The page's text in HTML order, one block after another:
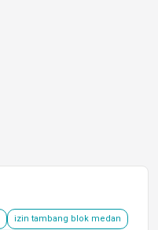
izin tambang blok medan